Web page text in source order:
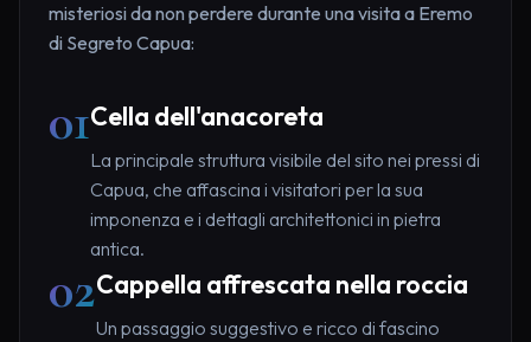
misteriosi da non perdere durante una visita a Eremo
di Segreto Capua:
01Cella dell'anacoreta
La principale struttura visibile del sito nei pressi di
Capua, che affascina i visitatori per la sua
imponenza e i dettagli architettonici in pietra
antica.
02Cappella affrescata nella roccia
Un passaggio suggestivo e ricco di fascino